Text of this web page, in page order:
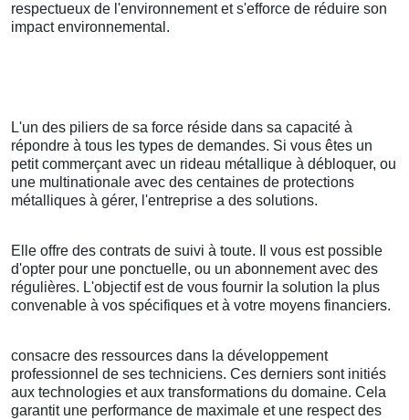
respectueux de l'environnement et s'efforce de réduire son
impact environnemental.
L'un des piliers de sa force réside dans sa capacité à
répondre à tous les types de demandes. Si vous êtes un
petit commerçant avec un rideau métallique à débloquer, ou
une multinationale avec des centaines de protections
métalliques à gérer, l'entreprise a des solutions.
Elle offre des contrats de suivi à toute. Il vous est possible
d'opter pour une ponctuelle, ou un abonnement avec des
régulières. L'objectif est de vous fournir la solution la plus
convenable à vos spécifiques et à votre moyens financiers.
consacre des ressources dans la développement
professionnel de ses techniciens. Ces derniers sont initiés
aux technologies et aux transformations du domaine. Cela
garantit une performance de maximale et une respect des